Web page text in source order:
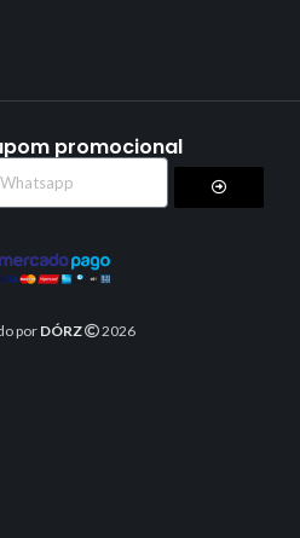
promocional
porDÓRZ 2026